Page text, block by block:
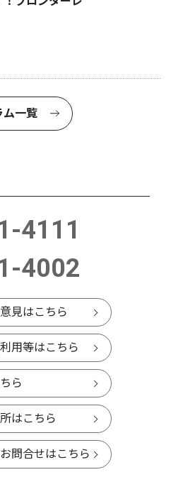
ム一覧
4111
4002
見はこちら
用等はこちら
ら
はこちら
問合せはこちら